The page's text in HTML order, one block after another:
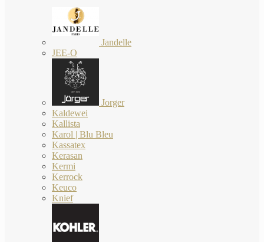
Jandelle
JEE-O
Jorger
Kaldewei
Kallista
Karol | Blu Bleu
Kassatex
Kerasan
Kermi
Kerrock
Keuco
Knief